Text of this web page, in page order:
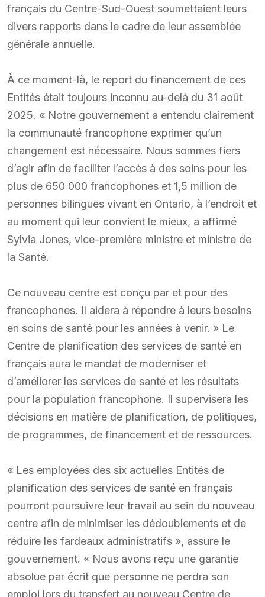
français du Centre-Sud-Ouest soumettaient leurs
divers rapports dans le cadre de leur assemblée
générale annuelle.
À ce moment-là, le report du financement de ces
Entités était toujours inconnu au-delà du 31 août
2025. « Notre gouvernement a entendu clairement
la communauté francophone exprimer qu’un
changement est nécessaire. Nous sommes fiers
d’agir afin de faciliter l’accès à des soins pour les
plus de 650 000 francophones et 1,5 million de
personnes bilingues vivant en Ontario, à l’endroit et
au moment qui leur convient le mieux, a affirmé
Sylvia Jones, vice-première ministre et ministre de
la Santé.
Ce nouveau centre est conçu par et pour des
francophones. Il aidera à répondre à leurs besoins
en soins de santé pour les années à venir. » Le
Centre de planification des services de santé en
français aura le mandat de moderniser et
d’améliorer les services de santé et les résultats
pour la population francophone. Il supervisera les
décisions en matière de planification, de politiques,
de programmes, de financement et de ressources.
« Les employées des six actuelles Entités de
planification des services de santé en français
pourront poursuivre leur travail au sein du nouveau
centre afin de minimiser les dédoublements et de
réduire les fardeaux administratifs », assure le
gouvernement. « Nous avons reçu une garantie
absolue par écrit que personne ne perdra son
emploi lors du transfert au nouveau Centre de